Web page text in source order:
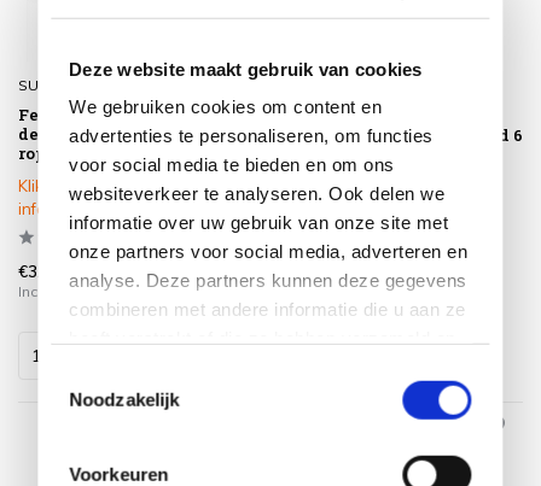
Deze website maakt gebruik van cookies
We gebruiken cookies om content en
advertenties te personaliseren, om functies
voor social media te bieden en om ons
websiteverkeer te analyseren. Ook delen we
informatie over uw gebruik van onze site met
onze partners voor social media, adverteren en
analyse. Deze partners kunnen deze gegevens
combineren met andere informatie die u aan ze
Noodzakelijk
Voorkeuren
SUNS
Feroli hoek loungeset 3
delig Camel sand | Misty
rope | Beachy bouclé SUNS
Klik op het product voor meer
informatie
€3.799,00
Incl. btw
Suns Tosca Nova dining
tuinset 170xH76,5 cm rond 6
Op voorraad
€3.349,00
Incl. btw